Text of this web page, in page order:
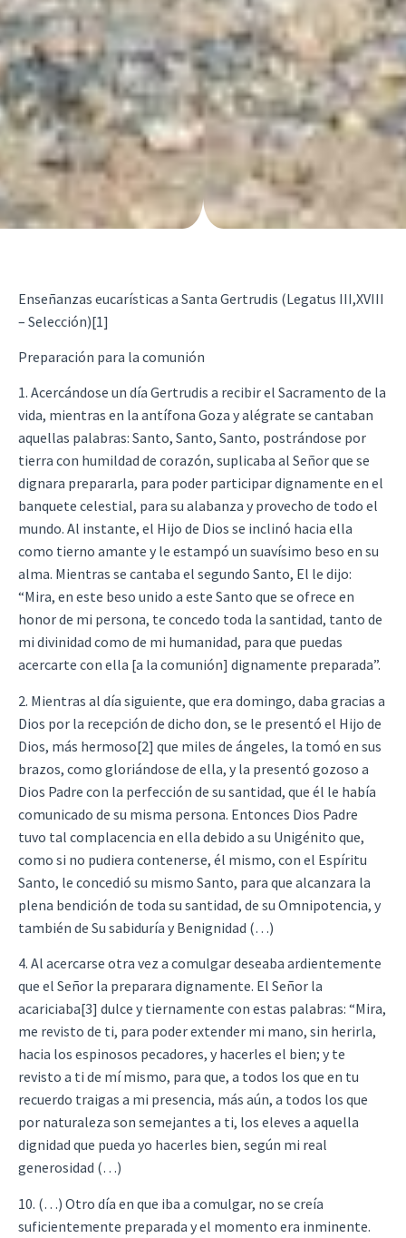
Enseñanzas eucarísticas a Santa Gertrudis (Legatus III,XVIII
– Selección)[1]
Preparación para la comunión
1. Acercándose un día Gertrudis a recibir el Sacramento de la
vida, mientras en la antífona Goza y alégrate se cantaban
aquellas palabras: Santo, Santo, Santo, postrándose por
tierra con humildad de corazón, suplicaba al Señor que se
dignara prepararla, para poder participar dignamente en el
banquete celestial, para su alabanza y provecho de todo el
mundo. Al instante, el Hijo de Dios se inclinó hacia ella
como tierno amante y le estampó un suavísimo beso en su
alma. Mientras se cantaba el segundo Santo, El le dijo:
“Mira, en este beso unido a este Santo que se ofrece en
honor de mi persona, te concedo toda la santidad, tanto de
mi divinidad como de mi humanidad, para que puedas
acercarte con ella [a la comunión] dignamente preparada”.
2. Mientras al día siguiente, que era domingo, daba gracias a
Dios por la recepción de dicho don, se le presentó el Hijo de
Dios, más hermoso[2] que miles de ángeles, la tomó en sus
brazos, como gloriándose de ella, y la presentó gozoso a
Dios Padre con la perfección de su santidad, que él le había
comunicado de su misma persona. Entonces Dios Padre
tuvo tal complacencia en ella debido a su Unigénito que,
como si no pudiera contenerse, él mismo, con el Espíritu
Santo, le concedió su mismo Santo, para que alcanzara la
plena bendición de toda su santidad, de su Omnipotencia, y
también de Su sabiduría y Benignidad (…)
4. Al acercarse otra vez a comulgar deseaba ardientemente
que el Señor la preparara dignamente. El Señor la
acariciaba[3] dulce y tiernamente con estas palabras: “Mira,
me revisto de ti, para poder extender mi mano, sin herirla,
hacia los espinosos pecadores, y hacerles el bien; y te
revisto a ti de mí mismo, para que, a todos los que en tu
recuerdo traigas a mi presencia, más aún, a todos los que
por naturaleza son semejantes a ti, los eleves a aquella
dignidad que pueda yo hacerles bien, según mi real
generosidad (…)
10. (…) Otro día en que iba a comulgar, no se creía
suficientemente preparada y el momento era inminente.